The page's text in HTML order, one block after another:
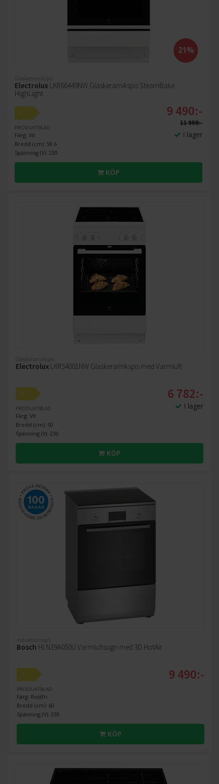
21%
Glaskeramikspis
Electrolux LKR66449NW Glaskeramikspis SteamBake
HighLight
A
PRODUKTBLAD
Färg: Vit
Bredd (cm): 59.6
Spänning (V): 230
9 490:-
11 999:-
I lager
KÖP
Glaskeramikspis
Electrolux LKR54001NW Glaskeramikspis med Varmluft
A
PRODUKTBLAD
Färg: Vit
Bredd (cm): 50
Spänning (V): 230
6 782:-
I lager
KÖP
Induktionsspis
Bosch HLN39A050U Varmluftsugn med 3D HotAir
A
PRODUKTBLAD
Färg: Rostfri
Bredd (cm): 60
Spänning (V): 230
9 490:-
KÖP